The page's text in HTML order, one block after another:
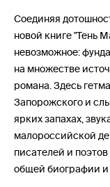
Соединяя
новой книге "Тень
невозможное:
на множестве
романа. Здесь
Запорожского и
ярких запахах,
малороссийской
писателей и
общей биографии и